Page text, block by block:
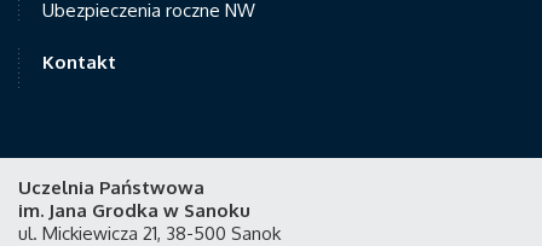
Ubezpieczenia roczne NW
Kontakt
Uczelnia Państwowa
im. Jana Grodka w Sanoku
ul. Mickiewicza 21, 38-500 Sanok